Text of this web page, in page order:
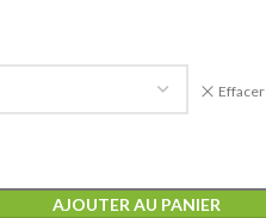
Effacer
AJOUTER AU PANIER